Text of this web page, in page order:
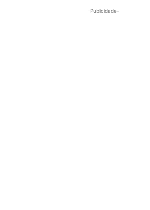
-Publicidade-